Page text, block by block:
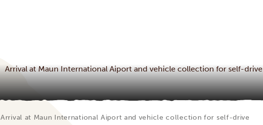
Arrival at Maun International Aiport and vehicle collection for self-drive
Arrival at Maun International Aiport and vehicle collection for self-drive